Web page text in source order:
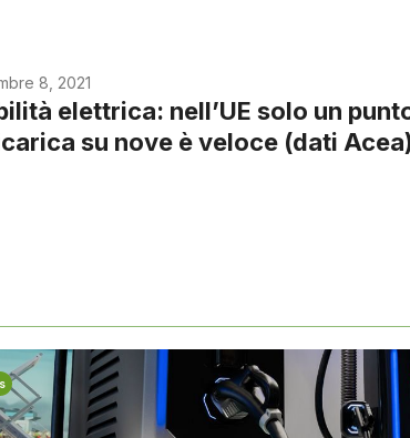
8, 2021
elettrica: nell’UE solo un
su nove è veloce (dati